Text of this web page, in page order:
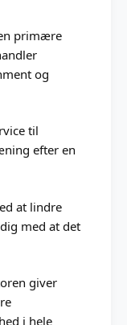
primære
og
til
efter en
at lindre
med at det
giver
i hele